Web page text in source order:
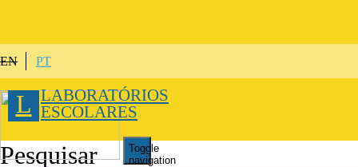
EN PT
L LABORATÓRIOS
ESCOLARES
Toggle
navigation